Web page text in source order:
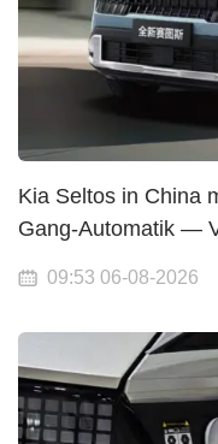
Kia Seltos in China
Gang-Automatik —
09:53 06-08-2026